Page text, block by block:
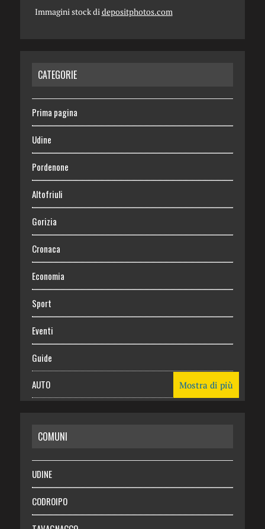
Immagini stock di depositphotos.com
CATEGORIE
Prima pagina
Udine
Pordenone
Altofriuli
Gorizia
Cronaca
Economia
Sport
Eventi
Guide
AUTO
RISPARMIO
SALUTE
Necrologie
Chi siamo
Mostra di più
COMUNI
UDINE
CODROIPO